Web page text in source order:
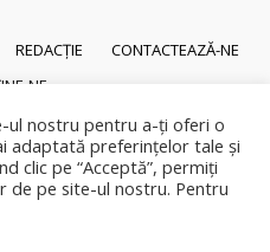
REDACȚIE
CONTACTEAZĂ-NE
NE
Cultural
textelor sau a ilustrațiilor din orice
cu acordul prealabil scris al Capital
ul nostru pentru a-ți oferi o
adaptată preferințelor tale și
clic pe “Acceptă”, permiți
pe site-ul nostru. Pentru